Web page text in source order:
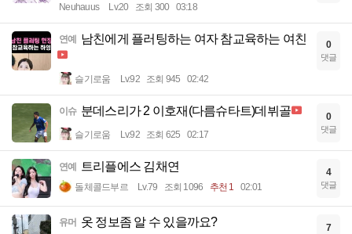
Neuhauus Lv.20 조회 300 03:18
연예 남친에게 플러팅하는 여자 참교육하는 여친
슬기로움 Lv.92 조회 945 02:42
0
댓글
이슈 분데스리가 2 이호재(다름슈타트)데뷔골
슬기로움 Lv.92 조회 625 02:17
0
댓글
연예 트리플에스 김채연
돌체콜드부르 Lv.79 조회 1096 추천 1 02:01
4
댓글
유머 옷 정보좀 알 수 있을까요? 7